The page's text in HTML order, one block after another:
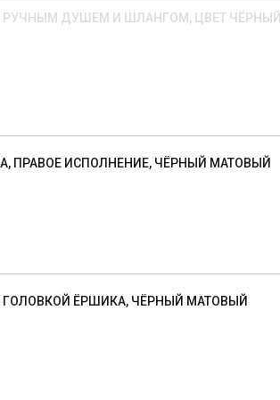
И РУЧНЫМ ДУШЕМ И ШЛАНГОМ, ЦВЕТ ЧЁРНЫЙ
ПРАВОЕ ИСПОЛНЕНИЕ, ЧЁРНЫЙ МАТОВЫЙ
ГОЛОВКОЙ ЁРШИКА, ЧЁРНЫЙ МАТОВЫЙ